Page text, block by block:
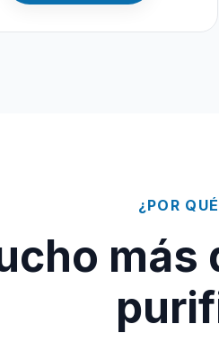
¿POR
más